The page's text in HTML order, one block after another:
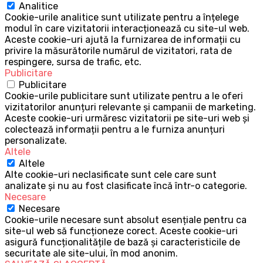
Analitice
Cookie-urile analitice sunt utilizate pentru a înțelege
modul în care vizitatorii interacționează cu site-ul web.
Aceste cookie-uri ajută la furnizarea de informații cu
privire la măsurătorile numărul de vizitatori, rata de
respingere, sursa de trafic, etc.
Publicitare
Publicitare
Cookie-urile publicitare sunt utilizate pentru a le oferi
vizitatorilor anunțuri relevante și campanii de marketing.
Aceste cookie-uri urmăresc vizitatorii pe site-uri web și
colectează informații pentru a le furniza anunțuri
personalizate.
Altele
Altele
Alte cookie-uri neclasificate sunt cele care sunt
analizate și nu au fost clasificate încă într-o categorie.
Necesare
Necesare
Cookie-urile necesare sunt absolut esențiale pentru ca
site-ul web să funcționeze corect. Aceste cookie-uri
asigură funcționalitățile de bază și caracteristicile de
securitate ale site-ului, în mod anonim.